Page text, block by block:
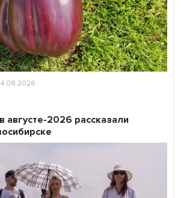
августе-2026 рассказали